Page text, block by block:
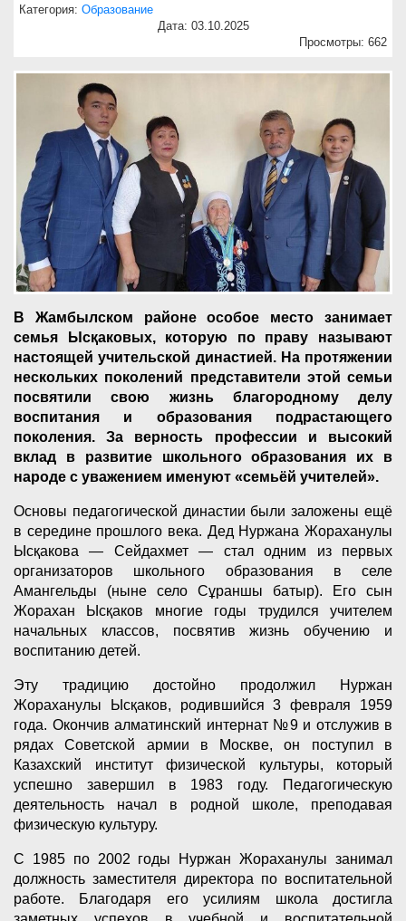
Категория: Образование
Дата: 03.10.2025
Просмотры: 662
В Жамбылском районе особое место занимает
семья Ысқаковых, которую по праву называют
настоящей учительской династией. На протяжении
нескольких поколений представители этой семьи
посвятили свою жизнь благородному делу
воспитания и образования подрастающего
поколения. За верность профессии и высокий
вклад в развитие школьного образования их в
народе с уважением именуют «семьёй учителей».
Основы педагогической династии были заложены ещё
в середине прошлого века. Дед Нуржана Жораханулы
Ысқакова — Сейдахмет — стал одним из первых
организаторов школьного образования в селе
Амангельды (ныне село Сұраншы батыр). Его сын
Жорахан Ысқаков многие годы трудился учителем
начальных классов, посвятив жизнь обучению и
воспитанию детей.
Эту традицию достойно продолжил Нуржан
Жораханулы Ысқаков, родившийся 3 февраля 1959
года. Окончив алматинский интернат №9 и отслужив в
рядах Советской армии в Москве, он поступил в
Казахский институт физической культуры, который
успешно завершил в 1983 году. Педагогическую
деятельность начал в родной школе, преподавая
физическую культуру.
С 1985 по 2002 годы Нуржан Жораханулы занимал
должность заместителя директора по воспитательной
работе. Благодаря его усилиям школа достигла